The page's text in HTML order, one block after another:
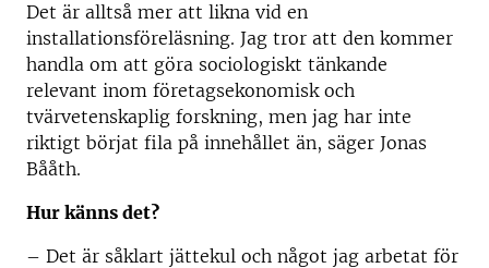
Det är alltså mer att likna vid en
installationsföreläsning. Jag tror att den kommer
handla om att göra sociologiskt tänkande
relevant inom företagsekonomisk och
tvärvetenskaplig forskning, men jag har inte
riktigt börjat fila på innehållet än, säger Jonas
Bååth.
Hur känns det?
– Det är såklart jättekul och något jag arbetat för